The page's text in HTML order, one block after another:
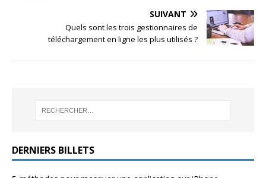
SUIVANT
Quels sont les trois gestionnaires de
téléchargement en ligne les plus utilisés ?
DERNIERS BILLETS